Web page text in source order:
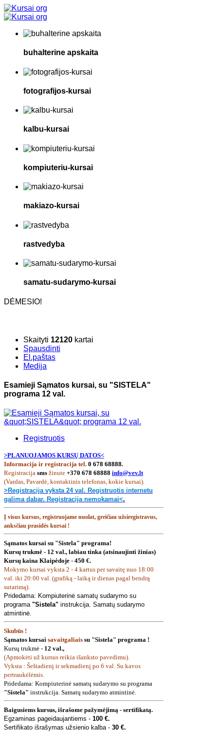
buhalterine apskaita
fotografijos-kursai
kalbu-kursai
kompiuteriu-kursai
makiazo-kursai
rastvedyba
samatu-sudarymo-kursai
DĖMESIO!
Skaityti 12120 kartai
Spausdinti
El.paštas
Medija
Esamieji Sąmatos kursai, su "SISTELA"
programa 12 val.
Registruotis
>PLANUOJAMOS KURSŲ DATOS<
Informacija ir registracija tel. 0 678 68888.
Registracija sms žinute +370 678 68888 info@vev.lt
(Vardas, Pavardė, kontaktinis telefonas, kokie kursai).
>Registracija vyksta 24 val. Registruotis internetu
galima dabar. Registracija nemokamai<.
Į visus kursus, registruojame nuolat, greičiau užsiregistravus,
anksčiau prasidės kursai !
Sąmatos kursai su "Sistela" programa!
Kursų trukmė - 12 val., labiau tinka (atsinaujinti žinias)
Kursų kaina Klaipėdoje - 450 €.
Mokymo kursai vyksta 2 - 4 kartus per savaitę nuo 18:00
val. iki 20:00 val. (grafiką - laiką ir dienas pagal bendrą
sutarimą).
Pridedama: Kompiuterinė samatų sudarymo su
programa "Sistela" instrukcija. Samatų sudarymo
atmintinė.
Skubūs !
Sąmatos kursai savaitgaliais su "Sistela" programa !
Kursų trukmė - 12 val.,
(Apmokėti už kursus reikia išanksto pavedimu).
Vyksta : Šeštadienį ir sekmadienį po 6 val. Su kavos
pertraukėlėmis.
Pridedama: Kompiuterinė samatų sudarymo su programa
"Sistela" instrukcija. Samatų sudarymo atmintinė.
Baigusiems kursus, išrašome pažymėjimą - sertifikatą.
Egzaminas pageidaujantiems - 100 €.
Sertifikato išrašymas užsienio kalba - 30 €.